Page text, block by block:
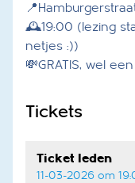
🕰️19:00 (lezing
netjes :))
💸GRATIS, wel
Tickets
Ticket leden
11-03-2026 om